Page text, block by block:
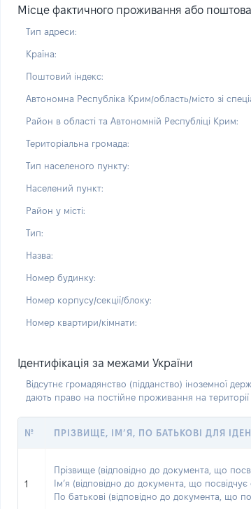
Місце фактичного проживання або
Тип адреси:
Країна:
Поштовий індекс:
Автономна Республіка Крим/область/місто зі
Район в області та Автономній Республіці Крим:
Територіальна громада:
Тип населеного пункту:
Населений пункт:
Район у місті:
Тип:
Назва:
Номер будинку:
Номер корпусу/секції/блоку:
Номер квартири/кімнати:
Ідентифікація за межами України
Відсутнє громадянство (підданство) іноземної
дають право на постійне проживання на території
№ ПРІЗВИЩЕ, ІМ’Я, ПО БАТЬКОВІ ДЛЯ
1
Прізвище (відповідно до документа, що
Ім’я (відповідно до документа, що
По батькові (відповідно до документа, що